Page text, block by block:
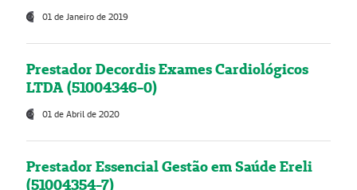
01 de Janeiro de 2019
Prestador Decordis Exames Cardiológicos
LTDA (51004346-0)
01 de Abril de 2020
Prestador Essencial Gestão em Saúde Ereli
(51004354-7)